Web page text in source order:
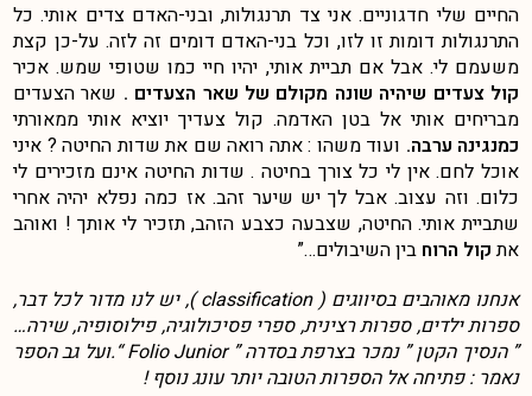
החיים שלי חדגוניים. אני צד תרנגולות, ובני-האדם צדים אותי. כל
התרנגולות דומות זו לזו, וכל בני-האדם דומים זה לזה. על-כן קצת
משעמם לי. אבל אם תביית אותי, יהיו חיי כמו שטופי שמש. אכיר
קול צעדים שיהיה שונה מקולם של שאר הצעדים . שאר הצעדים
מבריחים אותי אל בטן האדמה. קול צעדיך יוציא אותי ממאורתי
כמנגינה ערבה. ועוד משהו : אתה רואה שם את שדות החיטה ? איני
אוכל לחם. אין לי כל צורך בחיטה . שדות החיטה אינם מזכירים לי
כלום. וזה עצוב. אבל לך יש שיער זהב. אז כמה נפלא יהיה אחרי
שתביית אותי. החיטה, שצבעה כצבע הזהב, תזכיר לי אותך ! ואוהב
אתקול הרוח בין השיבולים…”
אנחנו מאוהבים בסיווגים ( classification ), יש לנו מדור לכל דבר,
ספרות ילדים, ספרות רצינית, ספרי פסיכולוגיה, פילוסופיה, שירה…
” הנסיך הקטן ” נמכר בצרפת בסדרה ” Folio Junior “.ועל גב הספר
נאמר : פתיחה אל הספרות הטובה יותר עונג נוסף !